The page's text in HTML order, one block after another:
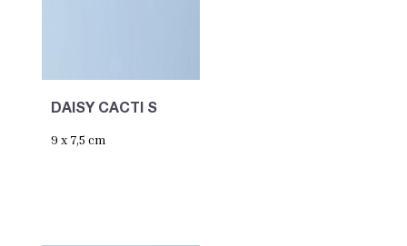
DAISY CACTI S
9 x 7,5 cm